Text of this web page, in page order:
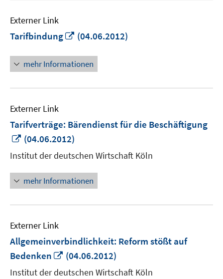
Externer Link
Tarifbindung
In
Fenster
öffnen
(04.06.2012)
mehr Informationen
Externer Link
Tarifverträge: Bärendienst für die Beschäftigung
In
neuem
Fenster
öffnen
(04.06.2012)
Institut der deutschen Wirtschaft Köln
mehr Informationen
Externer Link
Allgemeinverbindlichkeit: Reform stößt auf
Bedenken
In
neuem
(04.06.2012)
Institut der deutschen Wirtschaft Köln